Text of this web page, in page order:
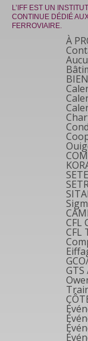
L’IFF EST UN
CONTINUE DÉDIÉ
FERROVIAIRE.
À
CFL
CFL
GTS